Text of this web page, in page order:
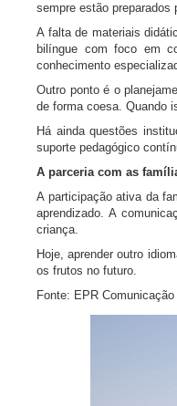
sempre estão preparados
A falta de materiais
bilíngue com foco em
conhecimento
Outro ponto é o
de forma coesa. Quando
Há ainda questões
suporte pedagógico
A parceria com as
A participação ativa da
aprendizado. A
criança.
Hoje, aprender outro
os frutos no futuro.
Fonte: EPR Comunicação